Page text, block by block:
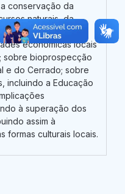
conservação da
naturais, da
os culturais;
econômicas locais
sobre bioprospecção
e do Cerrado; sobre
incluindo a Educação
à superação dos
assim à
formas culturais locais.